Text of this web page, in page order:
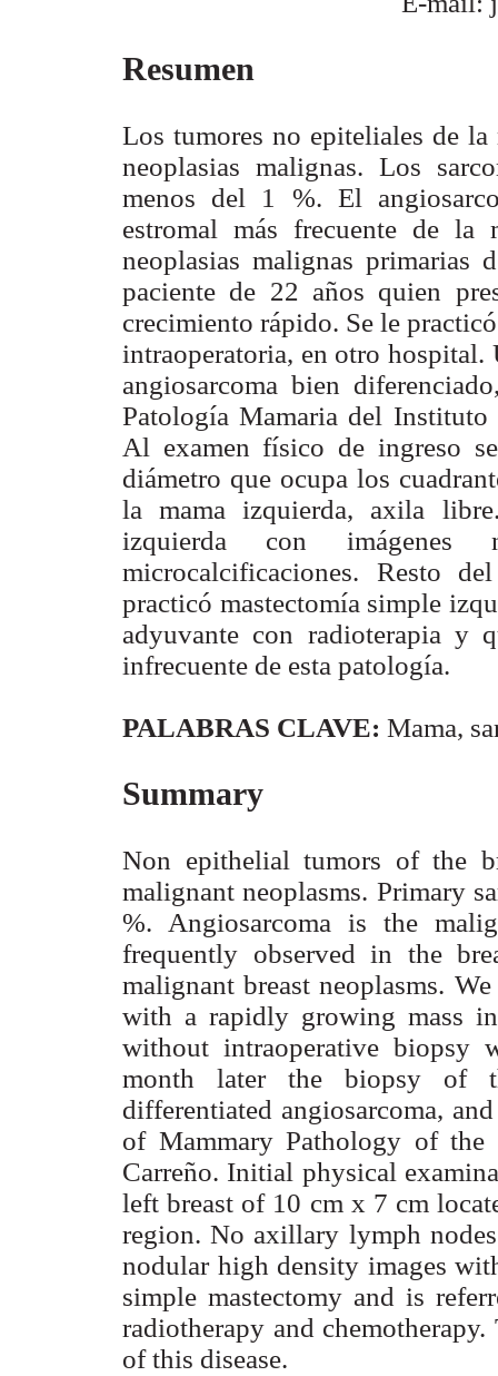
Resumen
Los tumores no epiteliales de
neoplasias malignas. Los
menos del 1 %. El
estromal más frecuente de la
neoplasias malignas primarias
paciente de 22 años quien
crecimiento rápido. Se le
intraoperatoria, en otro hospital.
angiosarcoma bien
Patología Mamaria del
Al examen físico de ingreso
diámetro que ocupa los
la mama izquierda, axila
izquierda con imágenes
microcalcificaciones. Resto
practicó mastectomía simple
adyuvante con radioterapia y
infrecuente de esta patología.
PALABRAS CLAVE: Mama,
Summary
Non epithelial tumors of the
malignant neoplasms. Primary
%. Angiosarcoma is the
frequently observed in the
malignant breast neoplasms.
with a rapidly growing mass
without intraoperative biopsy
month later the biopsy of
differentiated angiosarcoma,
of Mammary Pathology of
Carreño. Initial physical
left breast of 10 cm x 7 cm
region. No axillary lymph
nodular high density images
simple mastectomy and is
radiotherapy and
of this disease.